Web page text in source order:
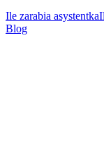
Ile zarabia asystentka
Blog